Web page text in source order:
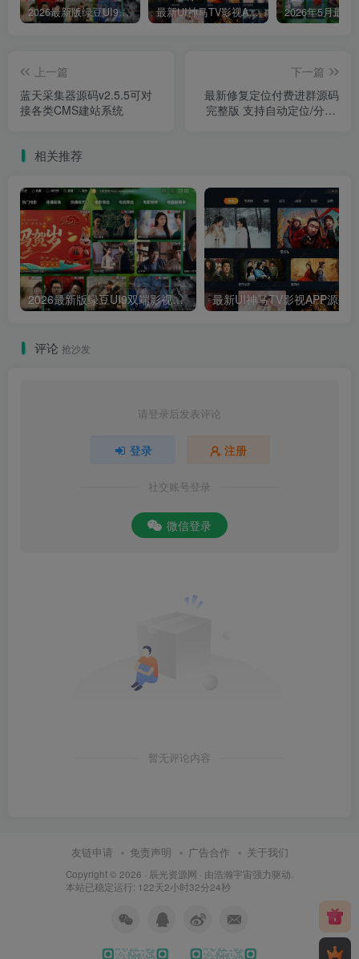
2026最新版绿豆UI9双端影视APP源码 最新UI神马TV影视APP源码 乐檬影视苹果CMS后台 包含前后端源码
上一篇
蓝天采集器源码v2.5.5可对
接各类CMS建站系统
下一篇
最新修复定位付费进群源码
完整版 支持自动定位/分销/
相关推荐
2026最新版绿豆UI9双端影视APP源码
评论 抢沙发
请登录后发表评论
登录 注册
社交账号登录
微信登录
暂无评论内容
友链申请 免责声明 广告合作 关于我们
Copyright © 2026 · 辰光资源网 · 由浩瀚宇宙强力驱动.
本站已稳定运行: 122天2小时32分25秒